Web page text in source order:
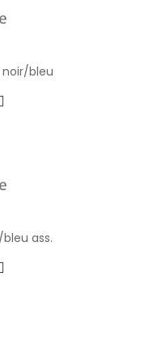
noir/bleu
bleu ass.